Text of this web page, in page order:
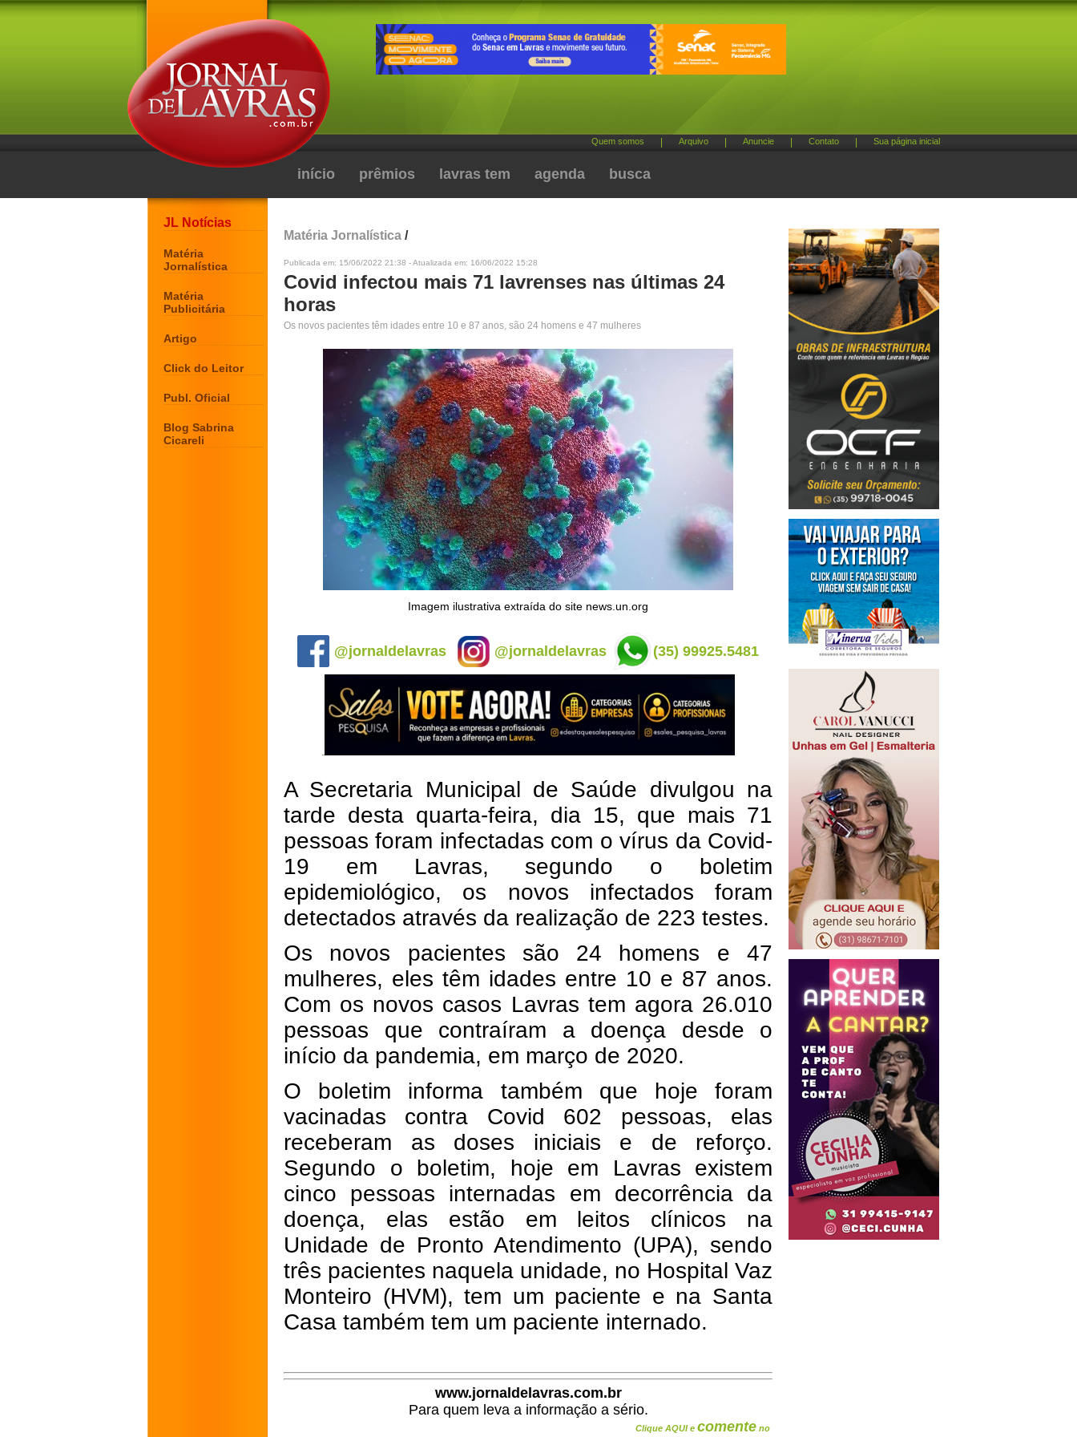
Quem somos Arquivo Anuncie Contato Sua página inicial
início prêmios lavras tem agenda busca
JL Notícias
Matéria
Jornalística
Matéria
Publicitária
Artigo
Click do Leitor
Publ. Oficial
Blog Sabrina
Cicareli
Matéria Jornalística /
Publicada em: 15/06/2022 21:38 - Atualizada em: 16/06/2022 15:28
Covid infectou mais 71 lavrenses nas últimas 24
horas
Os novos pacientes têm idades entre 10 e 87 anos, são 24 homens e 47 mulheres
Imagem ilustrativa extraída do site news.un.org
@jornaldelavras @jornaldelavras (35) 99925.5481
A Secretaria Municipal de Saúde divulgou na
tarde desta quarta-feira, dia 15, que mais 71
pessoas foram infectadas com o vírus da Covid-
19 em Lavras, segundo o boletim
epidemiológico, os novos infectados foram
detectados através da realização de 223 testes.
Os novos pacientes são 24 homens e 47
mulheres, eles têm idades entre 10 e 87 anos.
Com os novos casos Lavras tem agora 26.010
pessoas que contraíram a doença desde o
início da pandemia, em março de 2020.
O boletim informa também que hoje foram
vacinadas contra Covid 602 pessoas, elas
receberam as doses iniciais e de reforço.
Segundo o boletim, hoje em Lavras existem
cinco pessoas internadas em decorrência da
doença, elas estão em leitos clínicos na
Unidade de Pronto Atendimento (UPA), sendo
três pacientes naquela unidade, no Hospital Vaz
Monteiro (HVM), tem um paciente e na Santa
Casa também tem um paciente internado.
www.jornaldelavras.com.br
Para quem leva a informação a sério.
Clique AQUI e comente no